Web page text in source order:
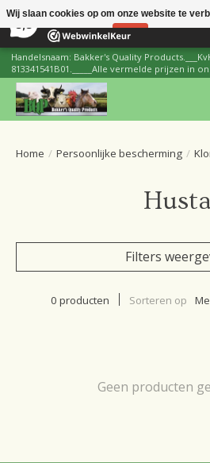
206 Reviews
Handelsnaam: Bakker's Quality
813341541B01._____Alle vermelde prijzen in
Home / Persoonlijke bescherming /
Filters
0 producten Sorteren op
Geen producten
Wij slaan cookies op om onze website te
Nee